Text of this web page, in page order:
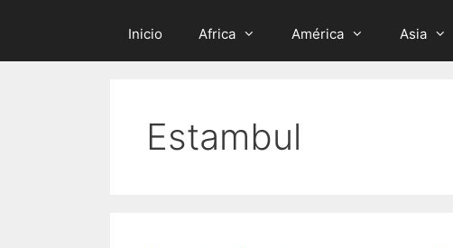
Inicio Africa América Asia
Estambul